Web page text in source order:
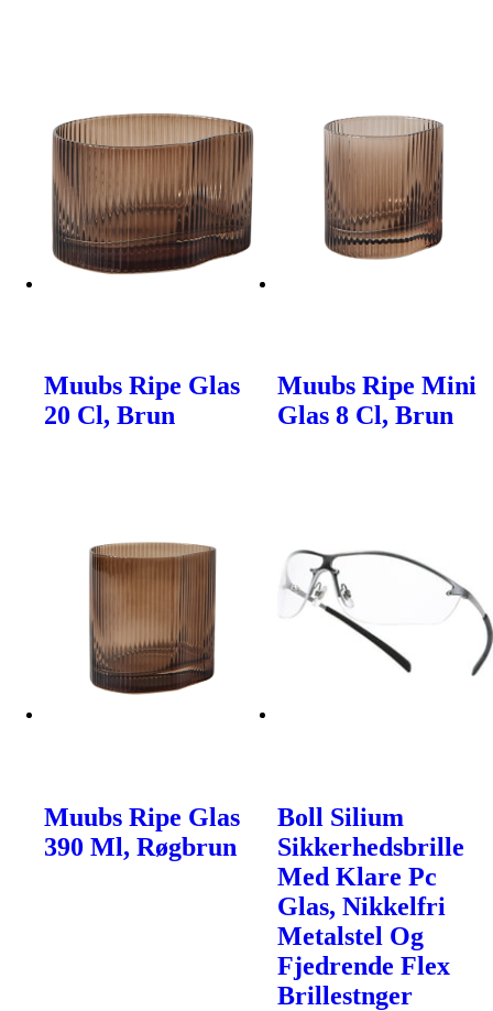
Muubs Ripe Glas
20 Cl, Brun
Muubs Ripe Mini
Glas 8 Cl, Brun
Muubs Ripe Glas
390 Ml, Røgbrun
Boll Silium
Sikkerhedsbrille
Med Klare Pc
Glas, Nikkelfri
Metalstel Og
Fjedrende Flex
Brillestnger